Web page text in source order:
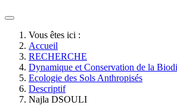
Vous êtes ici :
Accueil
RECHERCHE
Dynamique et Conservation de la
Ecologie des Sols Anthropisés
Descriptif
Najla DSOULI